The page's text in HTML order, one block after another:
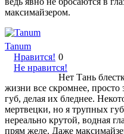
максимайзером.
Tanum
Нравится!
Не нравится!
0
Нет Тань
жизни все скромнее, просто
губ, делая их бледнее.
мертвецки, но я трупных
нереально крутой, водная
прям желе. Даже